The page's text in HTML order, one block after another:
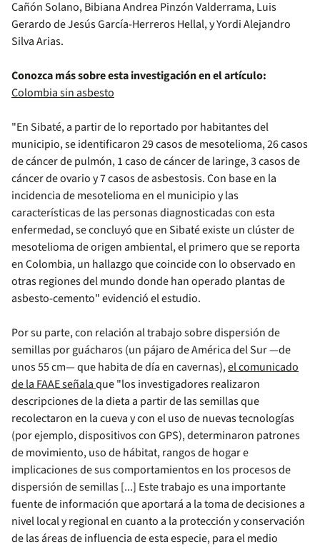
Cañón Solano, Bibiana Andrea Pinzón Valderrama, Luis
Gerardo de Jesús García-Herreros Hellal, y Yordi Alejandro
Silva Arias.
Conozca más sobre esta investigación en el artículo:
Colombia sin asbesto
"En Sibaté, a partir de lo reportado por habitantes del
municipio, se identificaron 29 casos de mesotelioma, 26 casos
de cáncer de pulmón, 1 caso de cáncer de laringe, 3 casos de
cáncer de ovario y 7 casos de asbestosis. Con base en la
incidencia de mesotelioma en el municipio y las
características de las personas diagnosticadas con esta
enfermedad, se concluyó que en Sibaté existe un clúster de
mesotelioma de origen ambiental, el primero que se reporta
en Colombia, un hallazgo que coincide con lo observado en
otras regiones del mundo donde han operado plantas de
asbesto-cemento" evidenció el estudio.
Por su parte, con relación al trabajo sobre dispersión de
semillas por guácharos (un pájaro de América del Sur —de
unos 55 cm— que habita de día en cavernas),el comunicado
de la FAAE señalaque "los investigadores realizaron
descripciones de la dieta a partir de las semillas que
recolectaron en la cueva y con el uso de nuevas tecnologías
(por ejemplo, dispositivos con GPS), determinaron patrones
de movimiento, uso de hábitat, rangos de hogar e
implicaciones de sus comportamientos en los procesos de
dispersión de semillas [...] Este trabajo es una importante
fuente de información que aportará a la toma de decisiones a
nivel local y regional en cuanto a la protección y conservación
de las áreas de influencia de esta especie, para el medio